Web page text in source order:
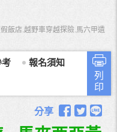
飯店.越野車穿越探險.馬六甲遺
考
報名須知
列
印
分享